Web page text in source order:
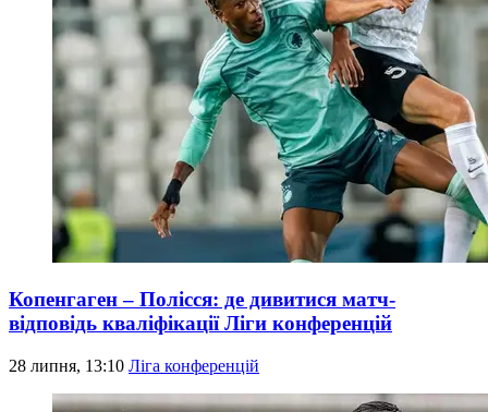
Копенгаген – Полісся: де дивитися матч-
відповідь кваліфікації Ліги конференцій
28 липня, 13:10 Ліга конференцій